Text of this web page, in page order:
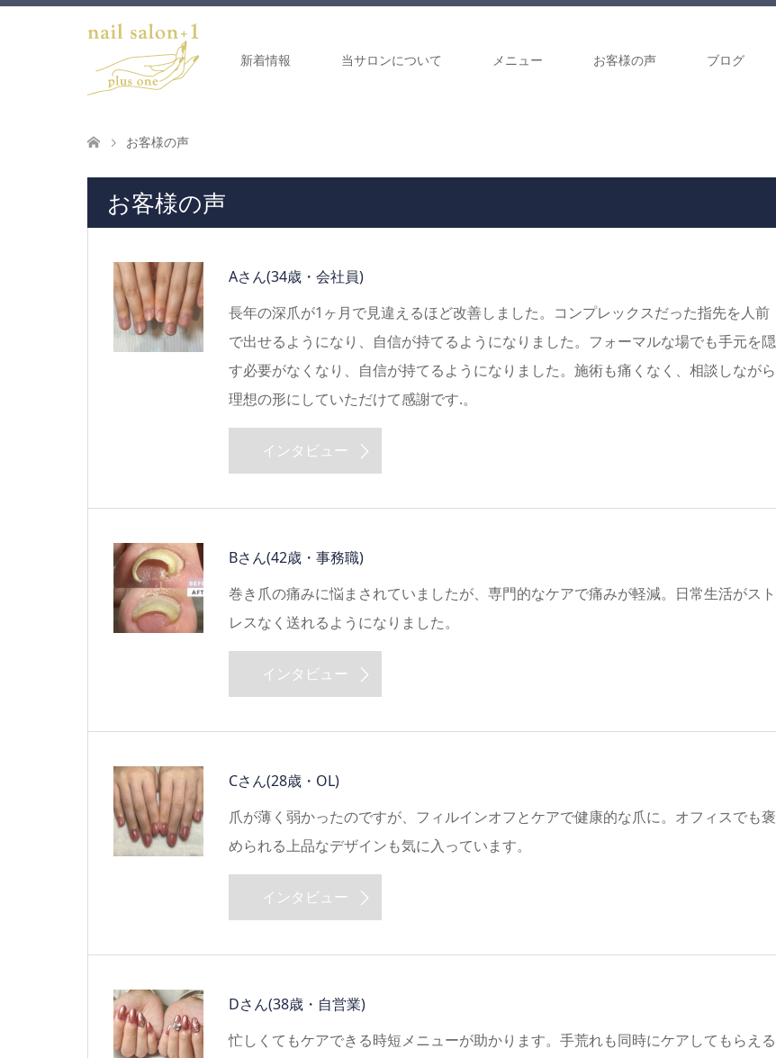
新着情報 当サロンについて メニュー お客様の声 ブログ
お客様の声
お客様の声
Aさん(34歳・会社員)
長年の深爪が1ヶ月で見違えるほど改善しました。コンプレックスだった指先を人前
で出せるようになり、自信が持てるようになりました。フォーマルな場でも手元を隠
す必要がなくなり、自信が持てるようになりました。施術も痛くなく、相談しながら
理想の形にしていただけて感謝です.。
インタビュー
Bさん(42歳・事務職)
巻き爪の痛みに悩まされていましたが、専門的なケアで痛みが軽減。日常生活がスト
レスなく送れるようになりました。
インタビュー
Cさん(28歳・OL)
爪が薄く弱かったのですが、フィルインオフとケアで健康的な爪に。オフィスでも褒
められる上品なデザインも気に入っています。
インタビュー
Dさん(38歳・自営業)
忙しくてもケアできる時短メニューが助かります。手荒れも同時にケアしてもらえる